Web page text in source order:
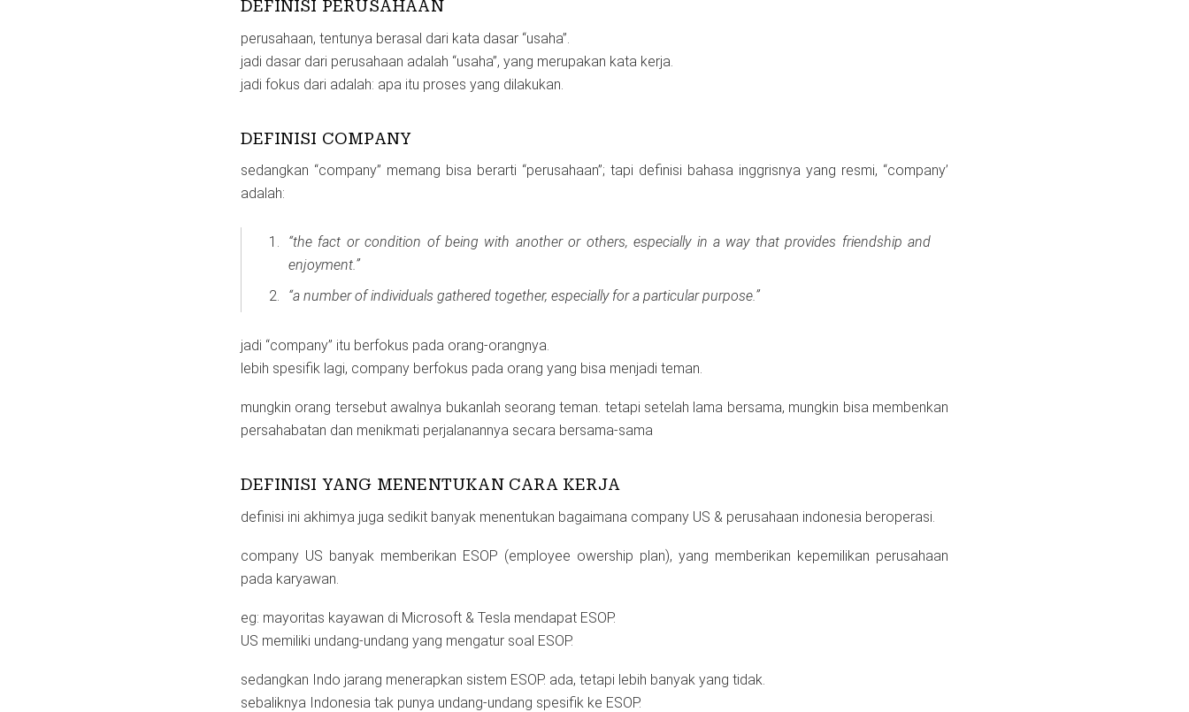
DEFINISI PERUSAHAAN
perusahaan, tentunya berasal dari kata dasar “usaha”.
jadi dasar dari perusahaan adalah “usaha”, yang merupakan kata kerja.
jadi fokus dari adalah: apa itu proses yang dilakukan.
DEFINISI COMPANY
sedangkan “company” memang bisa berarti “perusahaan”; tapi definisi bahasa inggrisnya yang resmi, “company’
adalah:
“the fact or condition of being with another or others, especially in a way that provides friendship and
enjoyment.”
“a number of individuals gathered together, especially for a particular purpose.”
jadi “company” itu berfokus pada orang-orangnya.
lebih spesifik lagi, company berfokus pada orang yang bisa menjadi teman.
mungkin orang tersebut awalnya bukanlah seorang teman. tetapi setelah lama bersama, mungkin bisa membenkan
persahabatan dan menikmati perjalanannya secara bersama-sama
DEFINISI YANG MENENTUKAN CARA KERJA
definisi ini akhimya juga sedikit banyak menentukan bagaimana company US & perusahaan indonesia beroperasi.
company US banyak memberikan ESOP (employee owership plan), yang memberikan kepemilikan perusahaan
pada karyawan.
eg: mayoritas kayawan di Microsoft & Tesla mendapat ESOP.
US memiliki undang-undang yang mengatur soal ESOP.
sedangkan Indo jarang menerapkan sistem ESOP. ada, tetapi lebih banyak yang tidak.
sebaliknya Indonesia tak punya undang-undang spesifik ke ESOP.